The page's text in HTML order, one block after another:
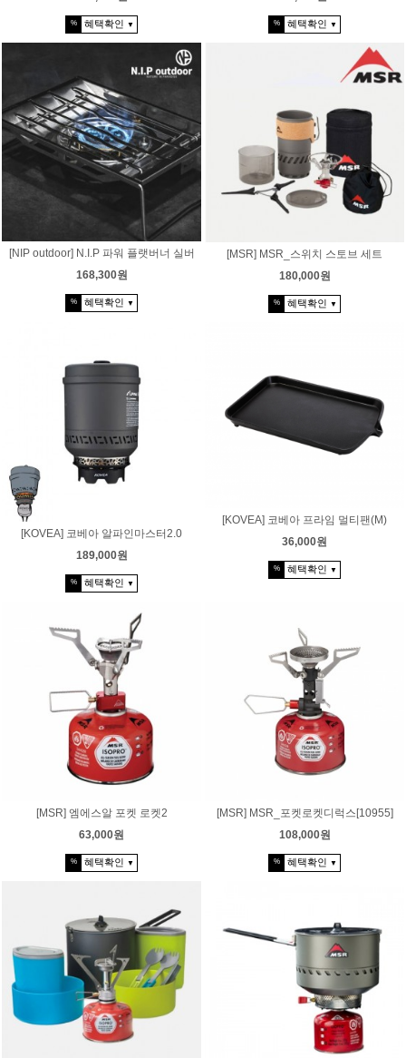
% 혜택확인 ▼ % 혜택확인 ▼
[NIP outdoor] N.I.P 파워 플랫버너 실버
168,300원
% 혜택확인 ▼
[MSR] MSR_스위치 스토브 세트
180,000원
% 혜택확인 ▼
[KOVEA] 코베아 알파인마스터2.0
189,000원
% 혜택확인 ▼
[KOVEA] 코베아 프라임 멀티팬(M)
36,000원
% 혜택확인 ▼
[MSR] 엠에스알 포켓 로켓2
63,000원
% 혜택확인 ▼
[MSR] MSR_포켓로켓디럭스[10955]
108,000원
% 혜택확인 ▼